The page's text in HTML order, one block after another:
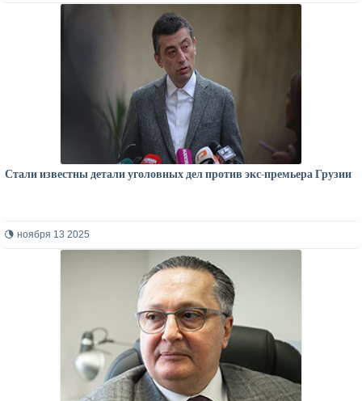
Стали известны детали уголовных дел против экс-премьера Грузии
ноября 13 2025